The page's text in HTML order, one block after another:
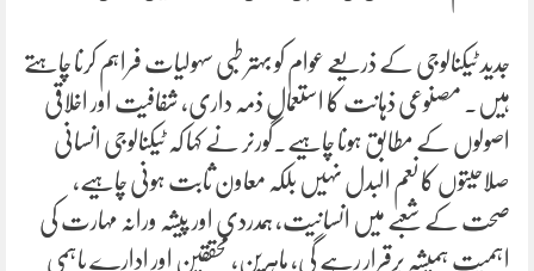
جدید ٹیکنالوجی کے ذریعے عوام کو بہتر طبی سہولیات فراہم کرنا چاہتے
ہیں۔ مصنوعی ذہانت کا استعمال ذمہ داری، شفافیت اور اخلاقی
اصولوں کے مطابق ہونا چاہیے۔گورنر نے کہا کہ ٹیکنالوجی انسانی
صلاحیتوں کا نعم البدل نہیں بلکہ معاون ثابت ہونی چاہیے،
صحت کے شعبے میں انسانیت، ہمدردی اور پیشہ ورانہ مہارت کی
اہمیت ہمیشہ برقرار رہے گی، ماہرین، محققین اور ادارے باہمی